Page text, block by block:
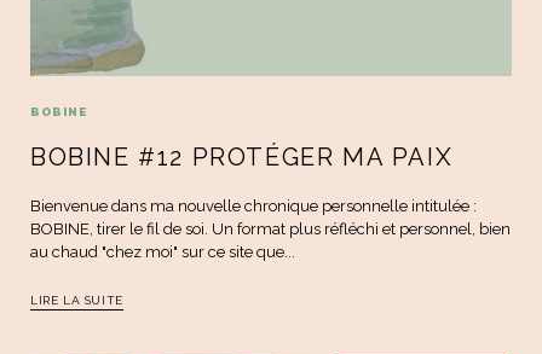
BOBINE
BOBINE #12 PROTÉGER MA PAIX
Bienvenue dans ma nouvelle chronique personnelle intitulée :
BOBINE, tirer le fil de soi. Un format plus réfléchi et personnel, bien
au chaud "chez moi" sur ce site que...
LIRE LA SUITE